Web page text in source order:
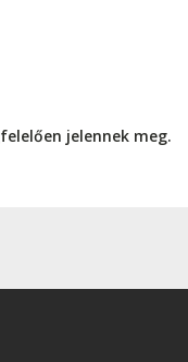
jelennek meg.